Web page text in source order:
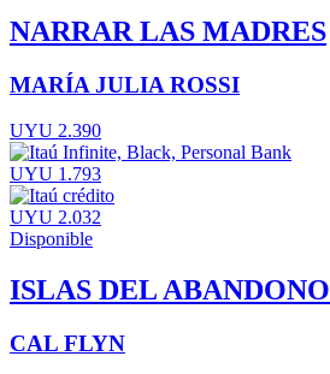
NARRAR LAS MADRES
MARÍA JULIA ROSSI
UYU 2.390
UYU 1.793
UYU 2.032
Disponible
ISLAS DEL ABANDONO
CAL FLYN